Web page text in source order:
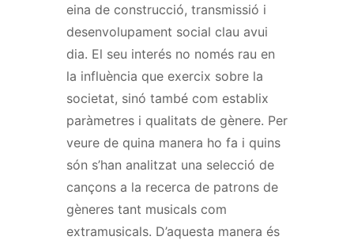
eina de construcció, transmissió i
desenvolupament social clau avui
dia. El seu interés no només rau en
la influència que exercix sobre la
societat, sinó també com establix
paràmetres i qualitats de gènere. Per
veure de quina manera ho fa i quins
són s’han analitzat una selecció de
cançons a la recerca de patrons de
gèneres tant musicals com
extramusicals. D’aquesta manera és